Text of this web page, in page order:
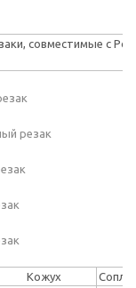
совместимые с
резак
Кожух Сопло